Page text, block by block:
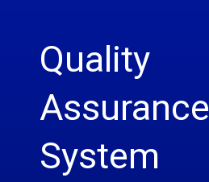
Quality
Assurance
System